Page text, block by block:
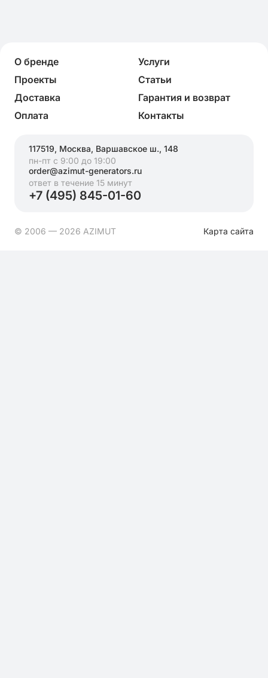
О бренде
Услуги
Проекты
Статьи
Доставка
Гарантия и возврат
Оплата
Контакты
117519, Москва, Варшавское ш., 148
пн-пт с 9:00 до 19:00
order@azimut-generators.ru
ответ в течение 15 минут
+7 (495) 845-01-60
© 2006 — 2026 AZIMUT Карта сайта